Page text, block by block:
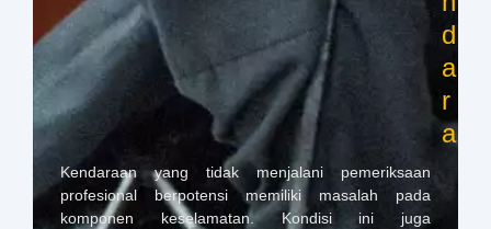
d
a
r
a
Kendaraan yang tidak menjalani pemeriksaan
profesional berpotensi memiliki masalah pada
komponen keselamatan. Kondisi ini juga